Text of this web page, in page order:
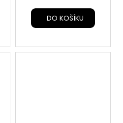
DO KOŠÍKU